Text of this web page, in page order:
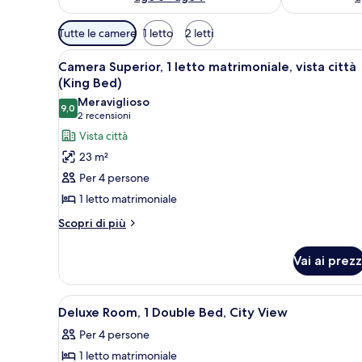
Filtri
disponibili
per
le
camere
Tutte le camere 1 letto 2 letti
Apri
tutte
le
foto
per
Camera
Superior,
1
letto
matrimoniale,
(King
Bed)
Camera d'albergo con un
7
Camera Superior, 1 letto matrimoniale, vista città
(King Bed)
9,09,0 su 10
Meraviglioso
2 recensioni
(2
recensioni)
Vista città
23 m²
Per 4 persone
1 letto matrimoniale
Scopri di più
Altri
Superior,
letto
vista
città
Vai ai
Apri
tutte
le
Una camera d'albergo
1
Deluxe Room, 1 Double Bed, City View
Per 4 persone
1 letto matrimoniale